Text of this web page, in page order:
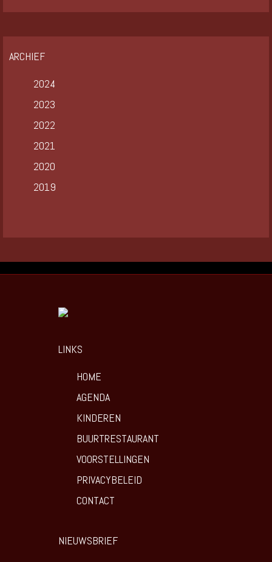
ARCHIEF
2024
2023
2022
2021
2020
2019
LINKS
HOME
AGENDA
KINDEREN
BUURTRESTAURANT
VOORSTELLINGEN
PRIVACYBELEID
CONTACT
NIEUWSBRIEF